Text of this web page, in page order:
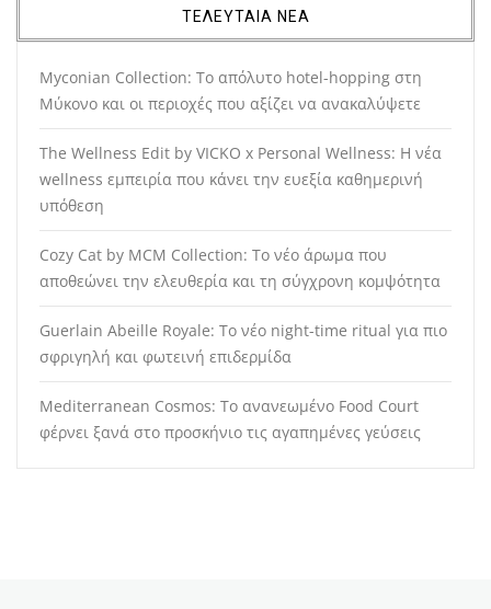
ΤΕΛΕΥΤΑΙΑ ΝΕΑ
Myconian Collection: Το απόλυτο hotel-hopping στη
Μύκονο και οι περιοχές που αξίζει να ανακαλύψετε
The Wellness Edit by VICKO x Personal Wellness: Η νέα
wellness εμπειρία που κάνει την ευεξία καθημερινή
υπόθεση
Cozy Cat by MCM Collection: Το νέο άρωμα που
αποθεώνει την ελευθερία και τη σύγχρονη κομψότητα
Guerlain Abeille Royale: Το νέο night-time ritual για πιο
σφριγηλή και φωτεινή επιδερμίδα
Mediterranean Cosmos: Το ανανεωμένο Food Court
φέρνει ξανά στο προσκήνιο τις αγαπημένες γεύσεις